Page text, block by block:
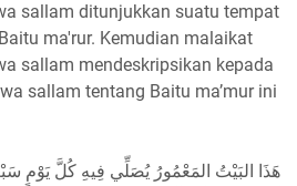
sallam ditunjukkan suatu tempat
ma'rur. Kemudian malaikat
sallam mendeskripsikan kepada
sallam tentang Baitu ma’mur ini
هَذَا البَيْتُ المَعْمُورُ يُصَلِّي فِيهِ كُلَّ يَوْمٍ